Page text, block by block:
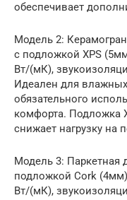
обеспечивает
Модель 2:
с подложкой XPS
Вт/(мК),
Идеален для
обязательного
комфорта. Подложка
снижает нагрузку на
Модель 3: Паркетная
подложкой Cork
Вт/(мК),